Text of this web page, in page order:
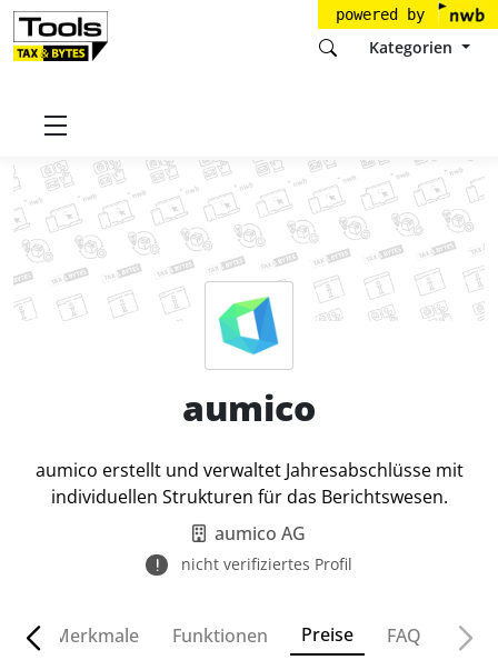
powered by
Kategorien
Startseite
aumico
aumico erstellt und verwaltet Jahresabschlüsse mit
individuellen Strukturen für das Berichtswesen.
aumico AG
nicht verifiziertes Profil
Merkmale Funktionen Preise FAQ